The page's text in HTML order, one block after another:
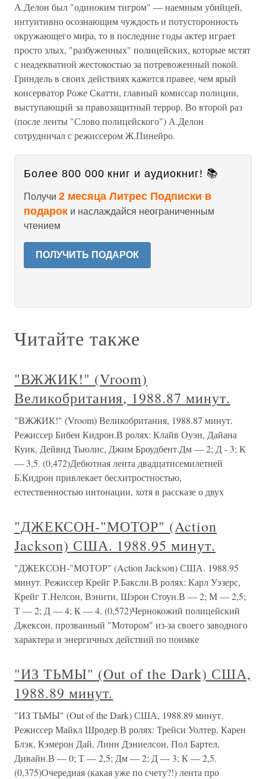
А.Делон был "одиноким тигром" — наемным убийцей,
интуитивно осознающим чуждость и потусторонность
окружающего мира, то в последние годы актер играет
просто злых, "разбуженных" полицейских, которые мстят
с неадекватной жестокостью за потревоженный покой.
Гриндель в своих действиях кажется правее, чем ярый
консерватор Роже Скатти, главный комиссар полиции,
выступающий за правозащитный террор. Во второй раз
(после ленты "Слово полицейского") А.Делон
сотрудничал с режиссером Ж.Пинейро.
Более 800 000 книг и аудиокниг! 📚
Получи 2 месяца Литрес Подписки в
подарок и наслаждайся неограниченным
чтением
ПОЛУЧИТЬ ПОДАРОК
Читайте также
"ВЖЖИК!" (Vroom)
Великобритания, 1988.87 минут.
"ВЖЖИК!" (Vroom) Великобритания, 1988.87 минут.
Режиссер Бибен Кидрон.В ролях: Клайв Оуэн, Дайана
Куик, Дейвид Тьюлис, Джим Броудбент.Дм — 2; Д - 3; К
— 3,5. (0,472)Дебютная лента двадцатисемилетней
Б.Кидрон привлекает бесхитростностью,
естественностью интонации, хотя в рассказе о двух
"ДЖЕКСОН-"МОТОР" (Action
Jackson) США. 1988.95 минут.
"ДЖЕКСОН-"МОТОР" (Action Jackson) США. 1988.95
минут. Режиссер Крейг Р.Баксли.В ролях: Карл Уэзерс,
Крейг Т.Нелсон, Вэнити, Шэрон Стоун.В — 2; М — 2,5;
Т — 2; Д — 4; К — 4. (0,572)Чернокожий полицейский
Джексон, прозванный "Мотором" из-за своего заводного
характера и энергичных действий по поимке
"ИЗ ТЬМЫ" (Out of the Dark) США,
1988.89 минут.
"ИЗ ТЬМЫ" (Out of the Dark) США, 1988.89 минут.
Режиссер Майкл Шродер.В ролях: Трейси Уолтер, Карен
Блэк, Кэмерон Дай, Линн Дэниелсон, Пол Бартел,
Дивайн.В — 0; Т — 2,5; Дм — 2; Д — 3; К — 2,5.
(0,375)Очередная (какая уже по счету?!) лента про